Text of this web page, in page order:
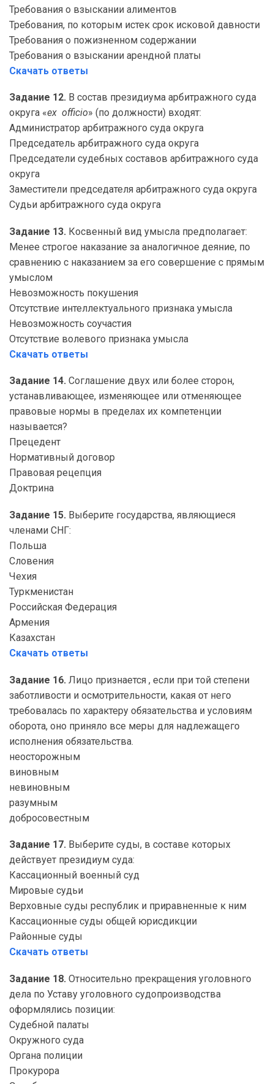
Требования о взыскании алиментов
Требования, по которым истек срок исковой давности
Требования о пожизненном содержании
Требования о взыскании арендной платы
Скачать ответы
Задание 12. В состав президиума арбитражного суда
округа «ex officio» (по должности) входят:
Администратор арбитражного суда округа
Председатель арбитражного суда округа
Председатели судебных составов арбитражного суда
округа
Заместители председателя арбитражного суда округа
Судьи арбитражного суда округа
Задание 13. Косвенный вид умысла предполагает:
Менее строгое наказание за аналогичное деяние, по
сравнению с наказанием за его совершение с прямым
умыслом
Невозможность покушения
Отсутствие интеллектуального признака умысла
Невозможность соучастия
Отсутствие волевого признака умысла
Скачать ответы
Задание 14. Соглашение двух или более сторон,
устанавливающее, изменяющее или отменяющее
правовые нормы в пределах их компетенции
называется?
Прецедент
Нормативный договор
Правовая рецепция
Доктрина
Задание 15. Выберите государства, являющиеся
членами СНГ:
Польша
Словения
Чехия
Туркменистан
Российская Федерация
Армения
Казахстан
Скачать ответы
Задание 16. Лицо признается , если при той степени
заботливости и осмотрительности, какая от него
требовалась по характеру обязательства и условиям
оборота, оно приняло все меры для надлежащего
исполнения обязательства.
неосторожным
виновным
невиновным
разумным
добросовестным
Задание 17. Выберите суды, в составе которых
действует президиум суда:
Кассационный военный суд
Мировые судьи
Верховные суды республик и приравненные к ним
Кассационные суды общей юрисдикции
Районные суды
Скачать ответы
Задание 18. Относительно прекращения уголовного
дела по Уставу уголовного судопроизводства
оформлялись позиции:
Судебной палаты
Окружного суда
Органа полиции
Прокурора